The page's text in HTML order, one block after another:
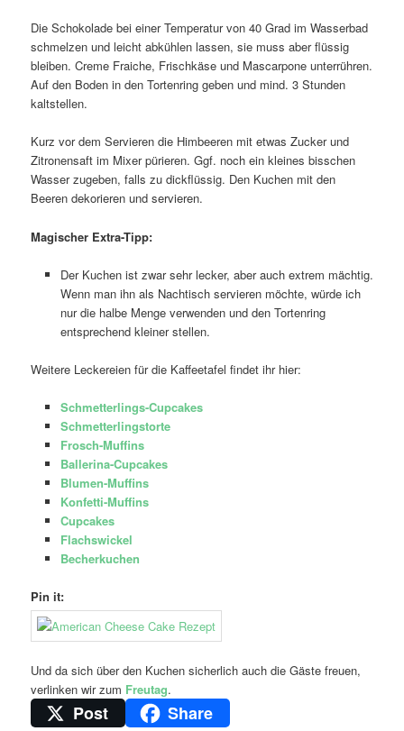
Die Schokolade bei einer Temperatur von 40 Grad im Wasserbad
schmelzen und leicht abkühlen lassen, sie muss aber flüssig
bleiben. Creme Fraiche, Frischkäse und Mascarpone unterrühren.
Auf den Boden in den Tortenring geben und mind. 3 Stunden
kaltstellen.
Kurz vor dem Servieren die Himbeeren mit etwas Zucker und
Zitronensaft im Mixer pürieren. Ggf. noch ein kleines bisschen
Wasser zugeben, falls zu dickflüssig. Den Kuchen mit den
Beeren dekorieren und servieren.
Magischer Extra-Tipp:
Der Kuchen ist zwar sehr lecker, aber auch extrem mächtig.
Wenn man ihn als Nachtisch servieren möchte, würde ich
nur die halbe Menge verwenden und den Tortenring
entsprechend kleiner stellen.
Weitere Leckereien für die Kaffeetafel findet ihr hier:
Schmetterlings-Cupcakes
Schmetterlingstorte
Frosch-Muffins
Ballerina-Cupcakes
Blumen-Muffins
Konfetti-Muffins
Cupcakes
Flachswickel
Becherkuchen
Pin it:
Und da sich über den Kuchen sicherlich auch die Gäste freuen,
verlinken wir zum Freutag.
Post Share